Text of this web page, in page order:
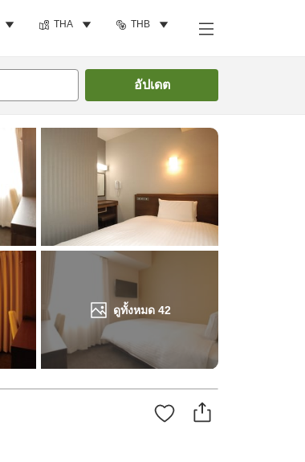
THA THB
อัปเดต
ดูทั้งหมด 42
ค้นหาห้องพัก